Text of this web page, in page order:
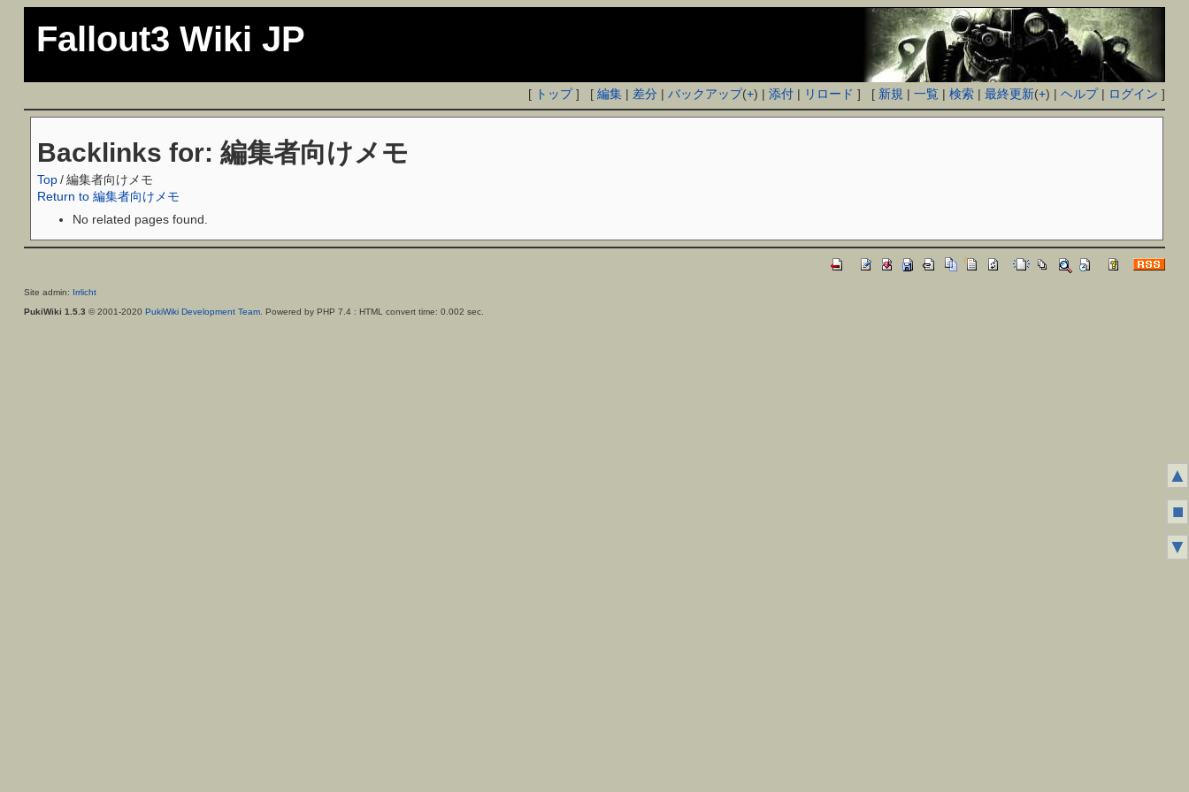
Fallout3 Wiki JP
[ トップ] [編集 | 差分 |バックアップ(+) |添付 | リロード ] [ 新規 |一覧 |検索 |最終更新(+) |ヘルプ| ログイン ]
Backlinks for: 編集者向けメモ
Top/編集者向けメモ
Return to 編集者向けメモ
No related pages found.
Site admin: Irrlicht
PukiWiki 1.5.3 © 2001-2020 PukiWiki Development Team. Powered by PHP 7.4 : HTML convert time: 0.002 sec.
▲
■
▼